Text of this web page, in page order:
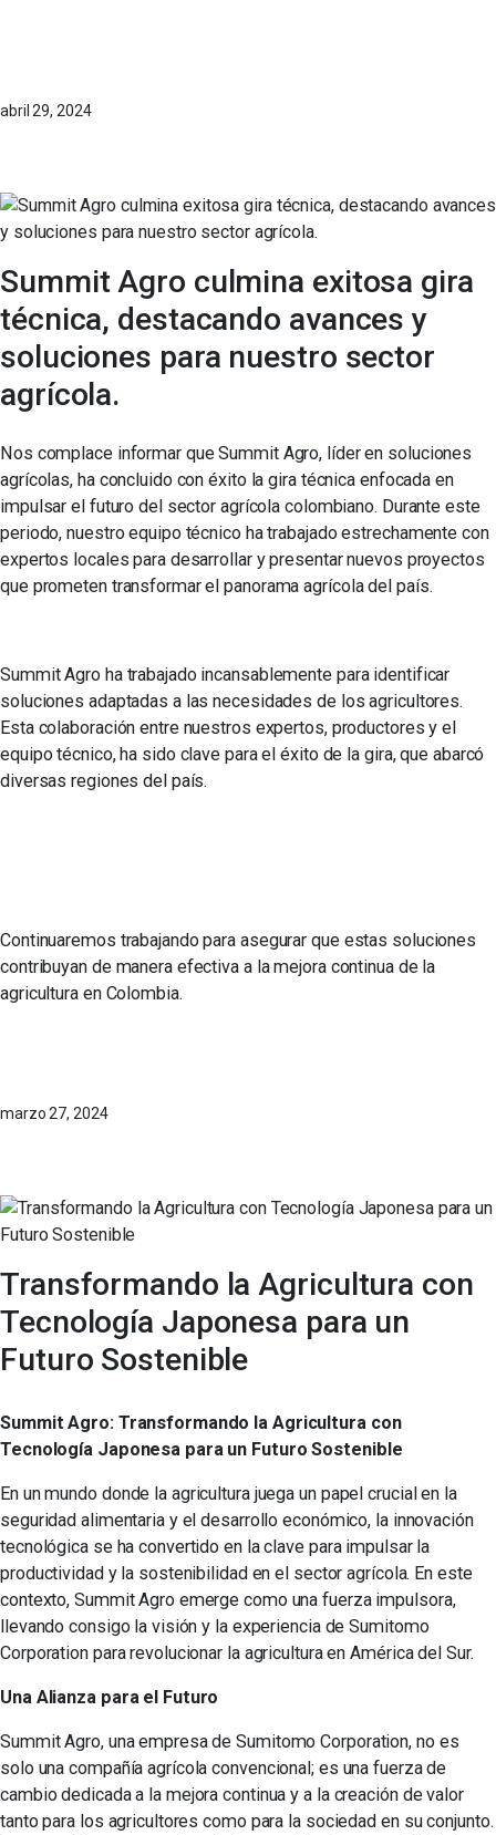
abril 29, 2024
Summit Agro culmina exitosa gira
técnica, destacando avances y
soluciones para nuestro sector
agrícola.
Nos complace informar que Summit Agro, líder en soluciones
agrícolas, ha concluido con éxito la gira técnica enfocada en
impulsar el futuro del sector agrícola colombiano. Durante este
periodo, nuestro equipo técnico ha trabajado estrechamente con
expertos locales para desarrollar y presentar nuevos proyectos
que prometen transformar el panorama agrícola del país.
Summit Agro ha trabajado incansablemente para identificar
soluciones adaptadas a las necesidades de los agricultores.
Esta colaboración entre nuestros expertos, productores y el
equipo técnico, ha sido clave para el éxito de la gira, que abarcó
diversas regiones del país.
Continuaremos trabajando para asegurar que estas soluciones
contribuyan de manera efectiva a la mejora continua de la
agricultura en Colombia.
marzo 27, 2024
Transformando la Agricultura con
Tecnología Japonesa para un
Futuro Sostenible
Summit Agro: Transformando la Agricultura con
Tecnología Japonesa para un Futuro Sostenible
En un mundo donde la agricultura juega un papel crucial en la
seguridad alimentaria y el desarrollo económico, la innovación
tecnológica se ha convertido en la clave para impulsar la
productividad y la sostenibilidad en el sector agrícola. En este
contexto, Summit Agro emerge como una fuerza impulsora,
llevando consigo la visión y la experiencia de Sumitomo
Corporation para revolucionar la agricultura en América del Sur.
Una Alianza para el Futuro
Summit Agro, una empresa de Sumitomo Corporation, no es
solo una compañía agrícola convencional; es una fuerza de
cambio dedicada a la mejora continua y a la creación de valor
tanto para los agricultores como para la sociedad en su conjunto.